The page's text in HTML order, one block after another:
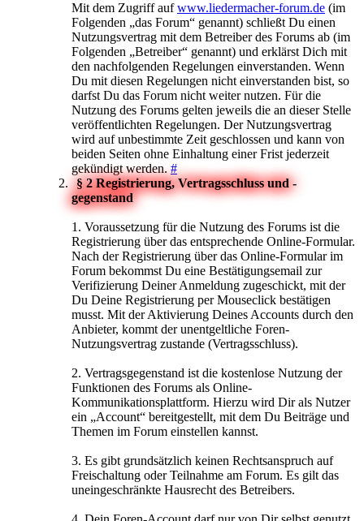
Mit dem Zugriff aufwww.liedermacher-forum.de (im
Folgenden „das Forum“ genannt) schließt Du einen
Nutzungsvertrag mit dem Betreiber des Forums ab (im
Folgenden „Betreiber“ genannt) und erklärst Dich mit
den nachfolgenden Regelungen einverstanden. Wenn
Du mit diesen Regelungen nicht einverstanden bist, so
darfst Du das Forum nicht weiter nutzen. Für die
Nutzung des Forums gelten jeweils die an dieser Stelle
veröffentlichten Regelungen. Der Nutzungsvertrag
wird auf unbestimmte Zeit geschlossen und kann von
beiden Seiten ohne Einhaltung einer Frist jederzeit
gekündigt werden.#
§ 2 Registrierung, Vertragsschluss und -
gegenstand
1. Voraussetzung für die Nutzung des Forums ist die
Registrierung über das entsprechende Online-Formular.
Nach der Registrierung über das Online-Formular im
Forum bekommst Du eine Bestätigungsemail zur
Verifizierung Deiner Anmeldung zugeschickt, mit der
Du Deine Registrierung per Mouseclick bestätigen
musst. Mit der Aktivierung Deines Accounts durch den
Anbieter, kommt der unentgeltliche Foren-
Nutzungsvertrag zustande (Vertragsschluss).
2. Vertragsgegenstand ist die kostenlose Nutzung der
Funktionen des Forums als Online-
Kommunikationsplattform. Hierzu wird Dir als Nutzer
ein „Account“ bereitgestellt, mit dem Du Beiträge und
Themen im Forum einstellen kannst.
3. Es gibt grundsätzlich keinen Rechtsanspruch auf
Freischaltung oder Teilnahme am Forum. Es gilt das
uneingeschränkte Hausrecht des Betreibers.